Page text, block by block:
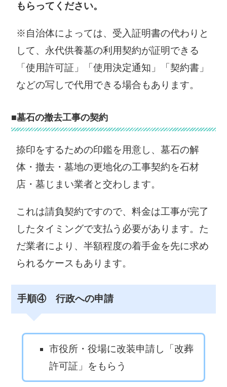
もらってください。
※自治体によっては、受入証明書の代わりと
して、永代供養墓の利用契約が証明できる
「使用許可証」「使用決定通知」「契約書」
などの写しで代用できる場合もあります。
■墓石の撤去工事の契約
捺印をするための印鑑を用意し、墓石の解
体・撤去・墓地の更地化の工事契約を石材
店・墓じまい業者と交わします。
これは請負契約ですので、料金は工事が完了
したタイミングで支払う必要があります。た
だ業者により、半額程度の着手金を先に求め
られるケースもあります。
手順④ 行政への申請
市役所・役場に改装申請し「改葬
許可証」をもらう